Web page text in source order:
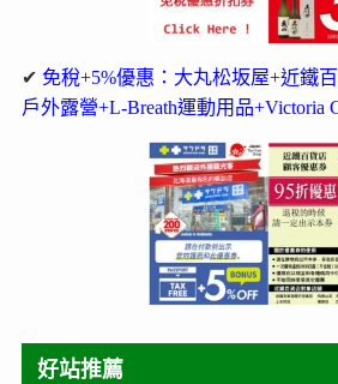
✔ 免稅+5%優惠：大丸松坂屋+近鐵
戶外露營+L-Breath運動用品+Victoria
好站推薦